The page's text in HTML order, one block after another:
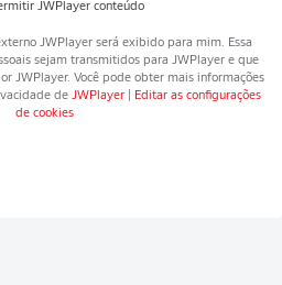
JWPlayerconteúdo
JWPlayerserá exibido para mim. Essa
sejam transmitidos para JWPlayere que
JWPlayer. Você pode obter mais informações
de JWPlayer
Editar as configurações
de cookies